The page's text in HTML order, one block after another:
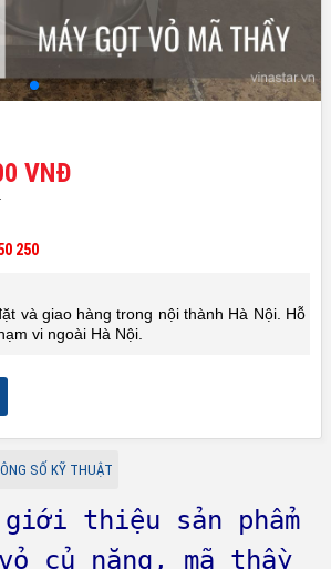
VNĐ
250
và giao hàng trong nội thành Hà Nội. Hỗ
vi ngoài Hà Nội.
SỐ KỸ THUẬT
thiệu sản phẩm
củ năng, mã thầy